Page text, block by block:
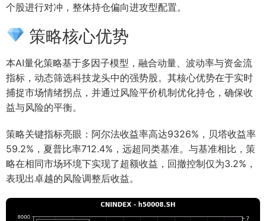
个股进行对冲，整体持仓偏向进攻型配置。
策略核心优势
本AI量化策略基于多因子模型，融合动量、波动率与资金流
指标，动态筛选科技龙头中的强势股。其核心优势在于实时
捕捉市场情绪拐点，并通过风险平价机制优化持仓，确保收
益与风险的平衡。
策略关键指标亮眼：阿尔法收益率高达9326%，贝塔收益率
59.2%，夏普比率712.4%，远超同类基准。与基准相比，策
略在相同市场环境下实现了超额收益，回撤控制仅为3.2%，
表现出卓越的风险调整后收益。